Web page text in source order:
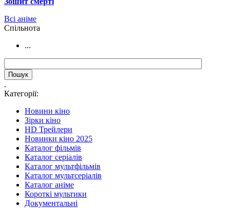
Всі аніме
Cпільнота
...
.
Категорії:
Новини кіно
Зірки кіно
HD Трейлери
Новинки кіно 2025
Каталог фільмів
Каталог серіалів
Каталог мультфільмів
Каталог мультсеріалів
Каталог аніме
Короткі мультики
Документальні